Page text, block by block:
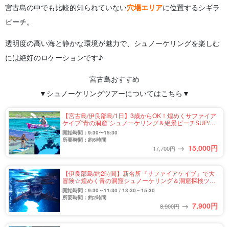
宮古島の中でも比較的知られていない穴場エリアに位置するシギラ
ビーチ。
透明度の高い海と静かな環境が魅力で、シュノーケリングを楽しむ
には絶好のロケーションです♪
宮古島おすすめ
▼シュノーケリングツアーについてはこちら▼
【宮古島/伊良部島/1日】3歳からOK！煌めくサファイア
ケイブ”青の洞窟”シュノーケリング＆絶景ビーチSUP/カ
ヤックツアー★写真無料＆送迎付き（No.836）
開始時間：9:30〜15:30
所要時間：約6時間
17,700円 → 15,000円
【伊良部島/約2時間】新名所『サファイアケイブ』で大
冒険☆煌めく青の洞窟シュノーケリング＆洞窟探検ツア
ー★写真無料＆送迎相談可（No.832）
開始時間：9:30～11:30 / 13:30～15:30
所要時間：約2時間
8,900円 → 7,900円